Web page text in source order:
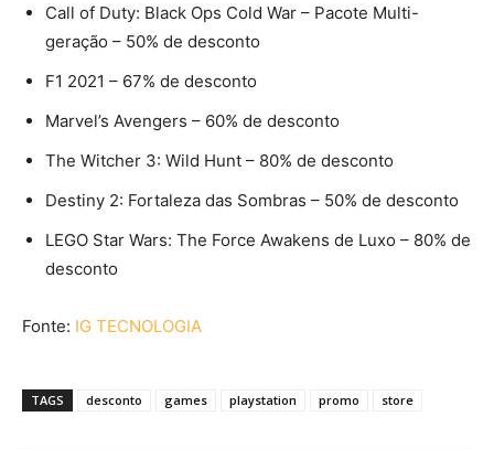
Call of Duty: Black Ops Cold War – Pacote Multi-
geração – 50% de desconto
F1 2021 – 67% de desconto
Marvel’s Avengers – 60% de desconto
The Witcher 3: Wild Hunt – 80% de desconto
Destiny 2: Fortaleza das Sombras – 50% de desconto
LEGO Star Wars: The Force Awakens de Luxo – 80% de
desconto
Fonte: IG TECNOLOGIA
TAGS desconto games playstation promo store